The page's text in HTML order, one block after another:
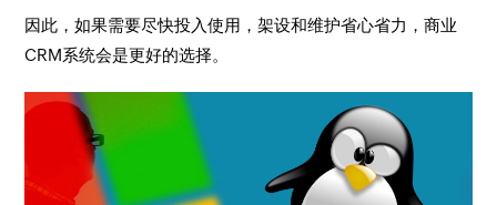
因此，如果需要尽快投入使用，架设和维护省心省力，商业
CRM系统会是更好的选择。